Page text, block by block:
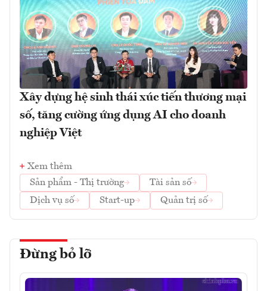
Xây dựng hệ sinh thái xúc tiến thương mại
số, tăng cường ứng dụng AI cho doanh
nghiệp Việt
Xem thêm
Sản phẩm - Thị trường
Tài sản số
Dịch vụ số
Start-up Quản trị số
Đừng bỏ lỡ